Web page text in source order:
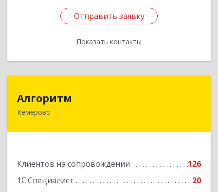
Отправить заявку
Показать контакты
Отправить заявку
Назад
Алгоритм
Кемерово
Клиентов на сопровождении
126
1С:Специалист
20